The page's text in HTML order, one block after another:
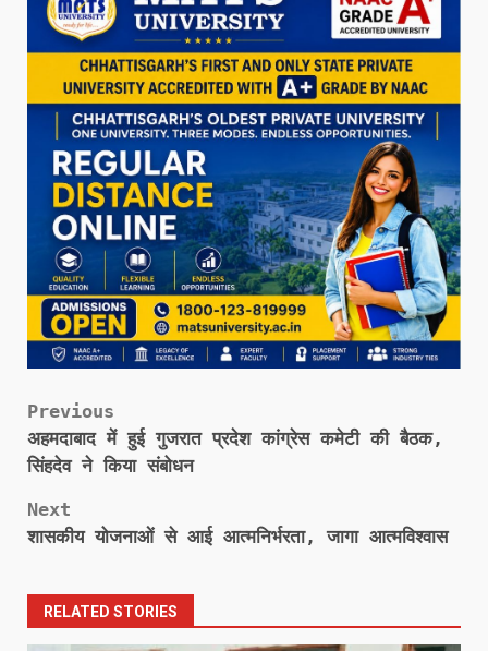
Post
navigation
Previous
अहमदाबाद में हुई गुजरात प्रदेश कांग्रेस कमेटी की बैठक,
सिंहदेव ने किया संबोधन
Next
शासकीय योजनाओं से आई आत्मनिर्भरता, जागा आत्मविश्वास
RELATED STORIES